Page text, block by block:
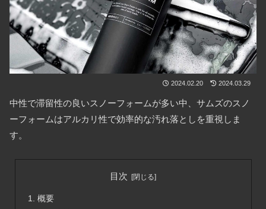
2024.02.20 2024.03.29
中性で滞留性の良いスノーフォームが多い中、サムズのスノ
ーフォームはアルカリ性で効率的な汚れ落としを重視しま
す。
目次
概要